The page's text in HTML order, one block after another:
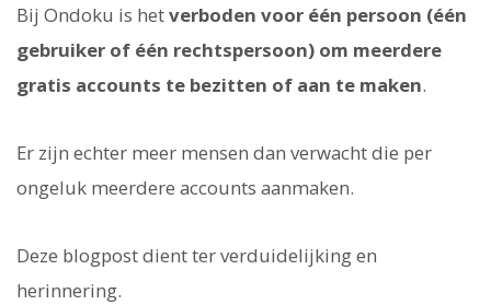
Bij Ondoku is hetverboden voor één persoon (één
gebruiker of één rechtspersoon) om meerdere
gratis accounts te bezitten of aan te maken.
Er zijn echter meer mensen dan verwacht die per
ongeluk meerdere accounts aanmaken.
Deze blogpost dient ter verduidelijking en
herinnering.